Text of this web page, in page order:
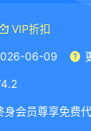
VIP折扣
06-09
身会员尊享免费